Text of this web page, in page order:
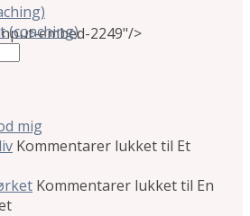
embed-2249"/>
(coaching)
mig
Kommentarer lukkettil Et
Kommentarer lukkettil En